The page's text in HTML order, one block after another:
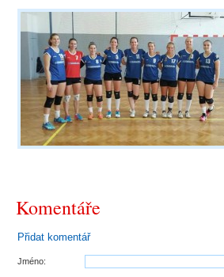
Komentáře
Přidat komentář
Jméno: